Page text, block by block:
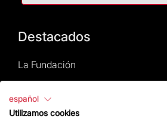
Destacados
La Fundación
Preguntas frecuentes
español
Utilizamos cookies